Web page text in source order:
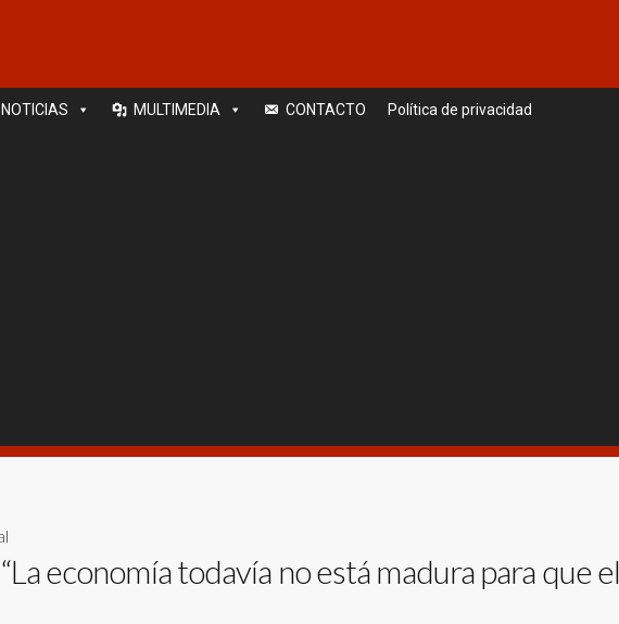
NOTICIAS MULTIMEDIA CONTACTO Política de privacidad
economía todavía no está madura para que